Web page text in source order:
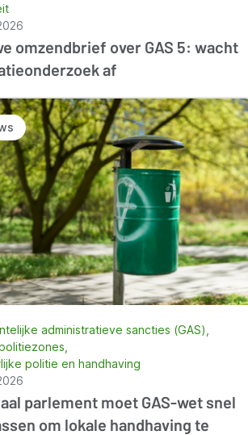
omzendbrief over GAS 5: wacht
af
parlement moet GAS-wet snel
om lokale handhaving te
administratieve sancties (GAS)
politie en handhaving